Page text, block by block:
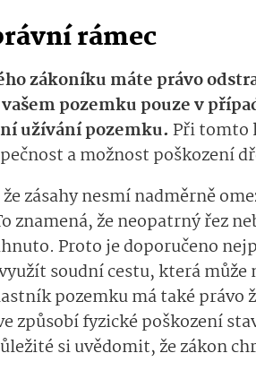
rámec
zákoníku máte právo
pozemku pouze v
užívání pozemku.Při tomto
a možnost poškození
zásahy nesmí nadměrně
znamená, že neopatrný řez
Proto je doporučeno
soudní cestu, která
pozemku má také právo
způsobí fyzické poškození
si uvědomit, že zákon